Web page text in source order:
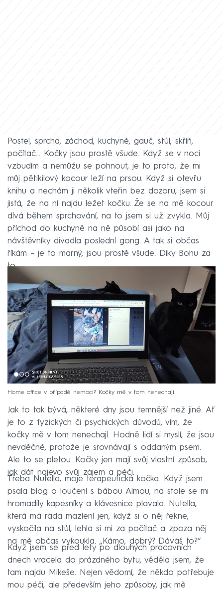
Postel, sprcha, záchod, kuchyně, gauč, stůl, skříň,
počítač… Kočky jsou prostě všude. Když se v noci
vzbudím a nemůžu se pohnout, je to proto, že mi
můj pětikilový kocour leží na prsou. Když si otevřu
knihu a nechám ji několik vteřin bez dozoru, jsem si
jistá, že na ní najdu ležet kočku. Že se na mě kocour
dívá během sprchování, na to jsem si už zvykla. Můj
příchod do kuchyně na ně působí asi jako na
návštěvníky divadla poslední gong. A tak si občas
říkám – je to marný, jsou prostě všude. Díky Bohu za
to.
Home office v případě nemoci? Kočky mě v tom nenechají.
Jak to tak bývá, některé dny jsou temnější než jiné. Ať
je to z fyzických či psychických důvodů, vím, že
kočky mě v tom nenechají. Hodně lidí si myslí, že jsou
nevděčné, protože je srovnávají s oddaným psem.
Ale to se pletou. Kočky jen mají svůj vlastní způsob,
jak dát najevo svůj zájem a péči.
Třeba Nutella, moje terapeutická kočka. Když jsem
psala blog o loučení s bábou Almou, na stole se mi
hromadily kapesníky a klávesnice plavala. Nutella,
která má ráda mazlení jen, když si o něj řekne,
vyskočila na stůl, lehla si mi za počítač a zpoza něj
na mě občas vykoukla. „Kámo, dobrý? Dáváš to?“
Když jsem se před lety po dlouhých pracovních
dnech vracela do prázdného bytu, věděla jsem, že
tam najdu Mikeše. Nejen vědomí, že někdo potřebuje
mou péči, ale především jeho způsoby, jak mě